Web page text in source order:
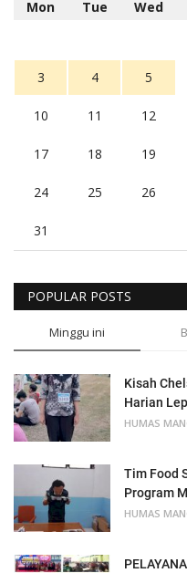
Mon Tue Wed
3 4 5
10 11 12
17 18 19
24 25 26
31
POPULAR POSTS
Minggu ini
Kisah
Harian
HUMAS
Tim Food
Program
HUMAS